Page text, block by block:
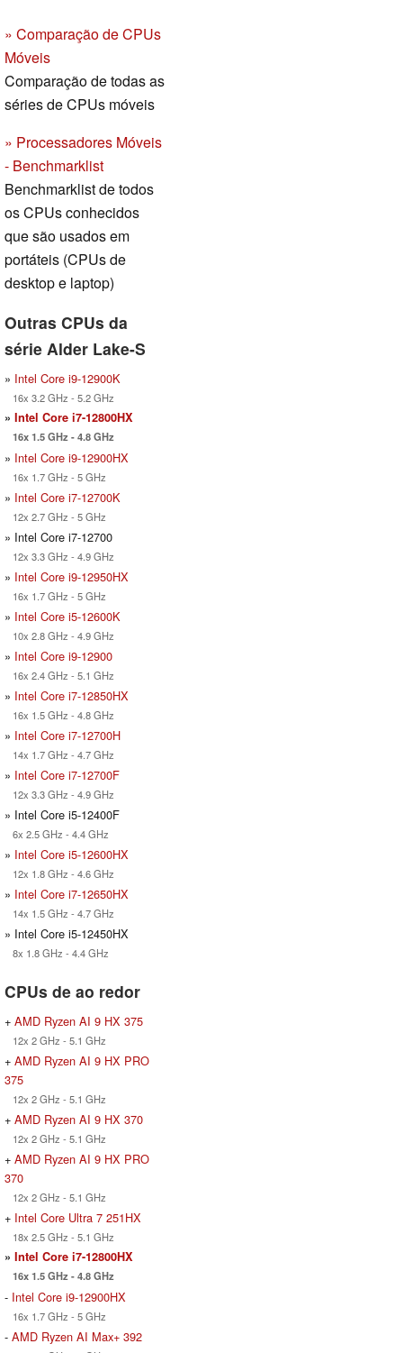
» Comparação de CPUs
Móveis
Comparação de todas as
séries de CPUs móveis
» Processadores Móveis
- Benchmarklist
Benchmarklist de todos
os CPUs conhecidos
que são usados em
portáteis (CPUs de
desktop e laptop)
Outras CPUs da
série Alder Lake-S
» Intel Core i9-12900K
16x 3.2 GHz - 5.2 GHz
» Intel Core i7-12800HX
16x 1.5 GHz - 4.8 GHz
» Intel Core i9-12900HX
16x 1.7 GHz - 5 GHz
» Intel Core i7-12700K
12x 2.7 GHz - 5 GHz
» Intel Core i7-12700
12x 3.3 GHz - 4.9 GHz
» Intel Core i9-12950HX
16x 1.7 GHz - 5 GHz
» Intel Core i5-12600K
10x 2.8 GHz - 4.9 GHz
» Intel Core i9-12900
16x 2.4 GHz - 5.1 GHz
» Intel Core i7-12850HX
16x 1.5 GHz - 4.8 GHz
» Intel Core i7-12700H
14x 1.7 GHz - 4.7 GHz
» Intel Core i7-12700F
12x 3.3 GHz - 4.9 GHz
» Intel Core i5-12400F
6x 2.5 GHz - 4.4 GHz
» Intel Core i5-12600HX
12x 1.8 GHz - 4.6 GHz
» Intel Core i7-12650HX
14x 1.5 GHz - 4.7 GHz
» Intel Core i5-12450HX
8x 1.8 GHz - 4.4 GHz
CPUs de ao redor
+ AMD Ryzen AI 9 HX 375
12x 2 GHz - 5.1 GHz
+ AMD Ryzen AI 9 HX PRO
375
12x 2 GHz - 5.1 GHz
+ AMD Ryzen AI 9 HX 370
12x 2 GHz - 5.1 GHz
+ AMD Ryzen AI 9 HX PRO
370
12x 2 GHz - 5.1 GHz
+ Intel Core Ultra 7 251HX
18x 2.5 GHz - 5.1 GHz
» Intel Core i7-12800HX
16x 1.5 GHz - 4.8 GHz
- Intel Core i9-12900HX
16x 1.7 GHz - 5 GHz
- AMD Ryzen AI Max+ 392